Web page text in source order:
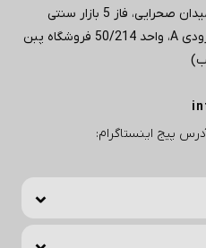
تهران، ستارخان، خیابان صحرایی، میدان صحرایی، فاز 5 بازار سنتی
ستارخان(مجتمع تجاری آپادانا) ، ورودی A، واحد 50/214 فروشگاه پبن
حضوری: 02144287386 | آدرس پیج اینستاگرام: